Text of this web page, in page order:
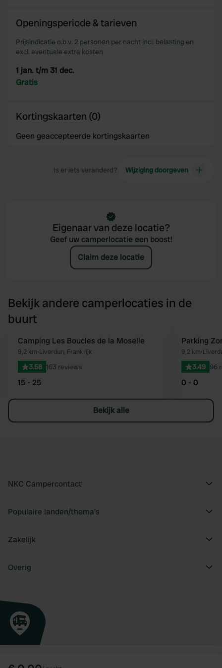
Openingsperiode & tarieven
Prijsindicatie o.b.v. 2 personen per nacht incl. belasting en
excl. eventuele extra kosten
1 jan. t/m 31 dec.
Gratis
Kortingskaarten (0)
Geen geaccepteerde kortingskaarten
Is er iets veranderd? Wijziging doorgeven
Eigenaar van deze locatie?
Geef uw camperlocatie een boost!
Claim deze locatie
Bekijk andere camperlocaties in de
buurt
Favoriet
Camping Les Boucles de la Moselle
9,2 km•Liverdun, Frankrijk
3.58 163 reviews
15 - 25
Parking
9,2 km•
3.49 96
0 - 0
Bekijk alle
NKC Campercontact
Populaire landen/thema's
Zakelijk
Overig